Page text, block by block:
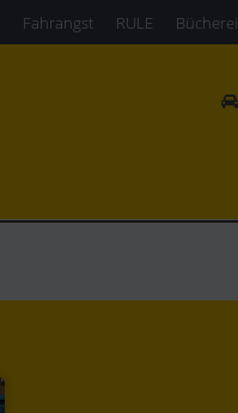
Fahrangst RULE Bücherei